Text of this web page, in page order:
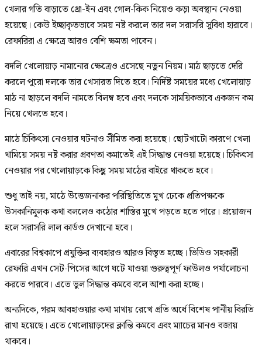
খেলার গতি বাড়াতে থ্রো-ইন এবং গোল-কিক নিয়েও কড়া অবস্থান নেওয়া
হয়েছে। কেউ ইচ্ছাকৃতভাবে সময় নষ্ট করলে তার দল সরাসরি সুবিধা হারাবে।
রেফারিরা এ ক্ষেত্রে আরও বেশি ক্ষমতা পাবেন।
বদলি খেলোয়াড় নামানোর ক্ষেত্রেও এসেছে নতুন নিয়ম। মাঠ ছাড়তে দেরি
করলে পুরো দলকে তার খেসারত দিতে হবে। নির্দিষ্ট সময়ের মধ্যে খেলোয়াড়
মাঠ না ছাড়লে বদলি নামতে বিলম্ব হবে এবং দলকে সাময়িকভাবে একজন কম
নিয়ে খেলতে হবে।
মাঠে চিকিৎসা নেওয়ার ঘটনাও সীমিত করা হয়েছে। ছোটখাটো কারণে খেলা
থামিয়ে সময় নষ্ট করার প্রবণতা কমাতেই এই সিদ্ধান্ত নেওয়া হয়েছে। চিকিৎসা
নেওয়ার পর খেলোয়াড়কে কিছু সময় মাঠের বাইরে থাকতে হবে।
শুধু তাই নয়, মাঠে উত্তেজনাকর পরিস্থিতিতে মুখ ঢেকে প্রতিপক্ষকে
উসকানিমূলক কথা বললেও কঠোর শাস্তির মুখে পড়তে হতে পারে। প্রয়োজন
হলে সরাসরি লাল কার্ডও দেখানো হবে।
এবারের বিশ্বকাপে প্রযুক্তির ব্যবহারও আরও বিস্তৃত হচ্ছে। ভিডিও সহকারী
রেফারি এখন সেট-পিসের আগে ঘটে যাওয়া গুরুত্বপূর্ণ ফাউলও পর্যালোচনা
করতে পারবে। এতে ভুল সিদ্ধান্ত কমবে বলে আশা করা হচ্ছে।
অন্যদিকে, গরম আবহাওয়ার কথা মাথায় রেখে প্রতি অর্ধে বিশেষ পানীয় বিরতি
রাখা হয়েছে। এতে খেলোয়াড়দের ক্লান্তি কমবে এবং ম্যাচের মানও বজায়
থাকবে।